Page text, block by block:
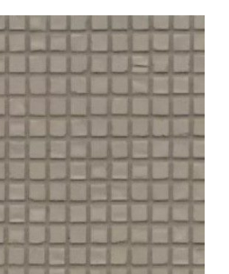
we ergens bij helpen?
help?